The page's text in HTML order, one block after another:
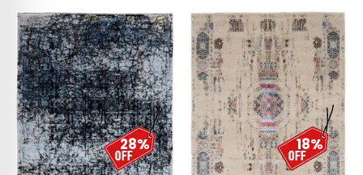
28% 18%